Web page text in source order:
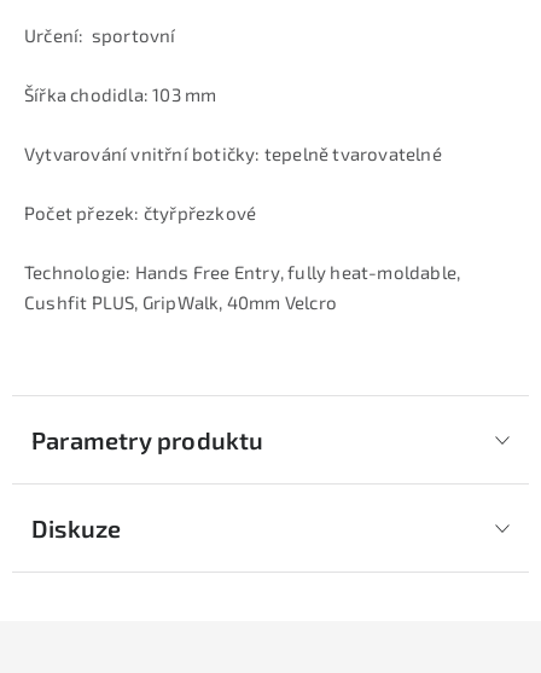
Určení: sportovní
Šířka chodidla: 103 mm
Vytvarování vnitřní botičky: tepelně tvarovatelné
Počet přezek: čtyřpřezkové
Technologie: Hands Free Entry, fully heat-moldable,
Cushfit PLUS, GripWalk, 40mm Velcro
Parametry produktu
Diskuze